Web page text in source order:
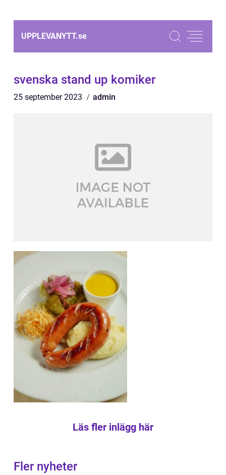
UPPLEVANYTT.se
svenska stand up komiker
25 september 2023 admin
Läs fler inlägg här
Fler nyheter